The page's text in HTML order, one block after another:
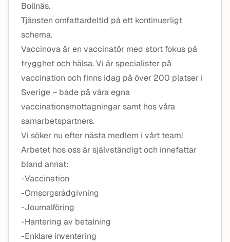
Bollnäs.
Tjänsten omfattardeltid på ett kontinuerligt
schema.
Vaccinova är en vaccinatör med stort fokus på
trygghet och hälsa. Vi är specialister på
vaccination och finns idag på över 200 platser i
Sverige – både på våra egna
vaccinationsmottagningar samt hos våra
samarbetspartners.
Vi söker nu efter nästa medlem i vårt team!
Arbetet hos oss är självständigt och innefattar
bland annat:
-Vaccination
-Omsorgsrådgivning
-Journalföring
-Hantering av betalning
-Enklare inventering